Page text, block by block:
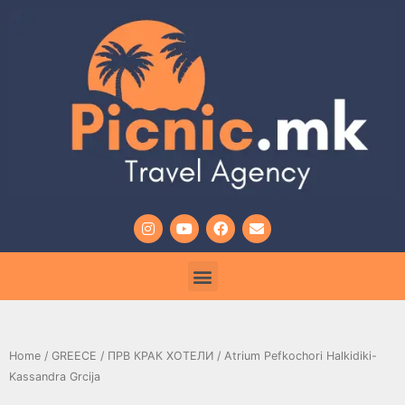
Home / GREECE / ПРВ КРАК ХОТЕЛИ / Atrium Pefkochori Halkidiki-
Kassandra Grcija